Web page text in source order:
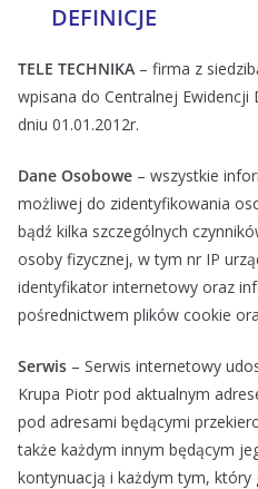
DEFINICJE
TELE TECHNIKA – firma z
wpisana do Centralnej Ewidencji
dniu 01.01.2012r.
Dane Osobowe – wszystkie
możliwej do zidentyfikowania
bądź kilka szczególnych
osoby fizycznej, w tym nr IP
identyfikator internetowy oraz
pośrednictwem plików cookie
Serwis – Serwis internetowy
Krupa Piotr pod aktualnym
pod adresami będącymi
także każdym innym będącym
kontynuacją i każdym tym, który